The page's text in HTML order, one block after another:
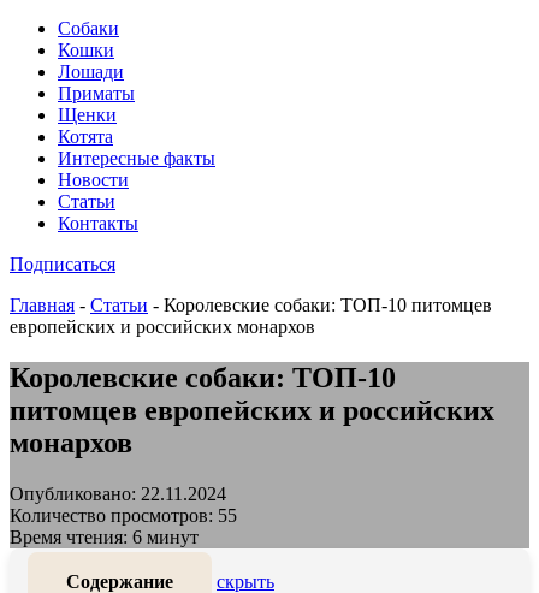
Собаки
Кошки
Лошади
Приматы
Щенки
Котята
Интересные факты
Новости
Статьи
Контакты
Подписаться
Главная - Статьи - Королевские собаки: ТОП-10 питомцев
европейских и российских монархов
Королевские собаки: ТОП-10
питомцев европейских и российских
монархов
Опубликовано: 22.11.2024
Количество просмотров: 55
Время чтения: 6 минут
Содержание скрыть